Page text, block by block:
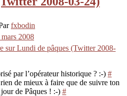
fxbodin
mars 2008
sur Lundi de pâques (Twitter 2008-
par l’opérateur historique ? :-) #
de mieux à faire que de suivre ton
de Pâques ! :-) #